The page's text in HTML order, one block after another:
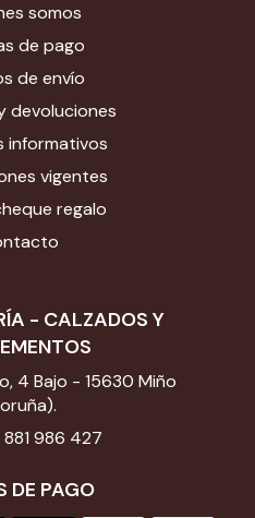
- CALZADOS Y
4 Bajo - 15630 Miño
881 986 427
DE PAGO
somos
de pago
de envío
devoluciones
informativos
vigentes
regalo